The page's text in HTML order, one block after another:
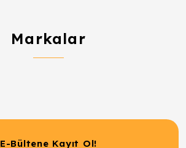
Markalar
E-Bültene Kayıt Ol!